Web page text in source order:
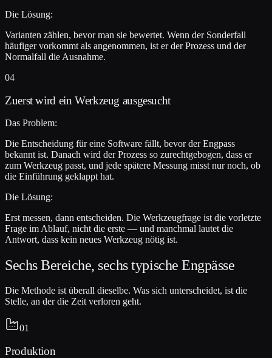
Die Lösung:
Varianten zählen, bevor man sie bewertet. Wenn der Sonderfall
häufiger vorkommt als angenommen, ist er der Prozess und der
Normalfall die Ausnahme.
04
Zuerst wird ein Werkzeug ausgesucht
Das Problem:
Die Entscheidung für eine Software fällt, bevor der Engpass
bekannt ist. Danach wird der Prozess so zurechtgebogen, dass er
zum Werkzeug passt, und jede spätere Messung misst nur noch, ob
die Einführung geklappt hat.
Die Lösung:
Erst messen, dann entscheiden. Die Werkzeugfrage ist die vorletzte
Frage im Ablauf, nicht die erste — und manchmal lautet die
Antwort, dass kein neues Werkzeug nötig ist.
Sechs Bereiche, sechs typische Engpässe
Die Methode ist überall dieselbe. Was sich unterscheidet, ist die
Stelle, an der die Zeit verloren geht.
01
Produktion